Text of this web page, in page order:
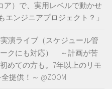
ア）で、実用レベルで動かせ
エンジニアプロジェクト？」
演ライブ（スケジュール管
クにも対応） ～計画が苦
めての方も。7年以上のリモ
提供！～ @ZOOM